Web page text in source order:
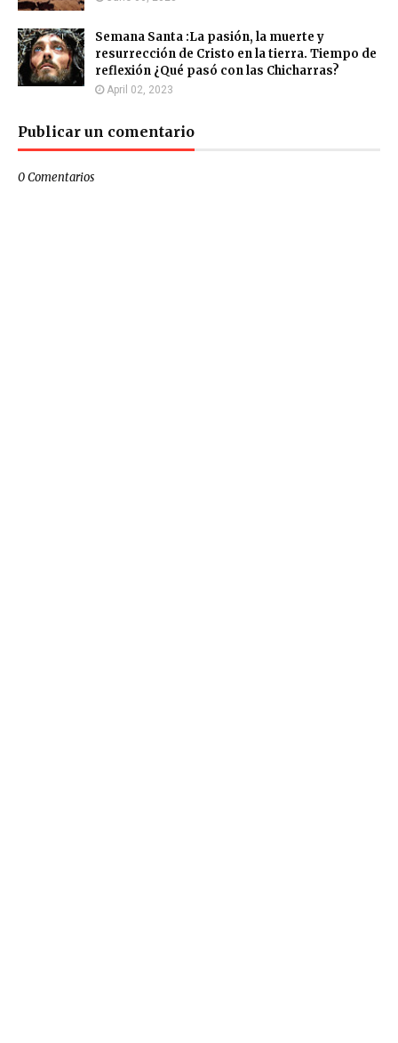
Semana Santa :La pasión, la muerte y
resurrección de Cristo en la tierra. Tiempo de
reflexión ¿Qué pasó con las Chicharras?
April 02, 2023
Publicar un comentario
0 Comentarios